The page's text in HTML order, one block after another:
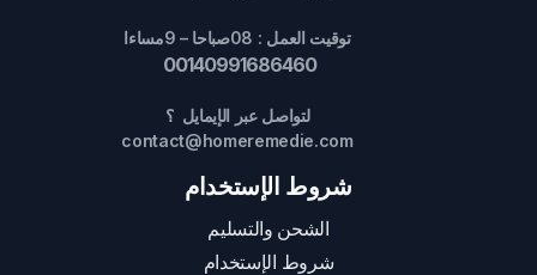
توقيت العمل : 08صباحا – 9مساءا
00140991686460
لتواصل عبر الإيمايل ؟
contact@homeremedie.com
شروط الإستخدام
الشحن والتسليم
شروط الإستخدام